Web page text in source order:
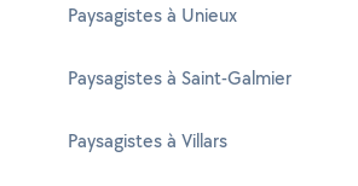
Paysagistes à Unieux
Paysagistes à Saint-Galmier
Paysagistes à Villars